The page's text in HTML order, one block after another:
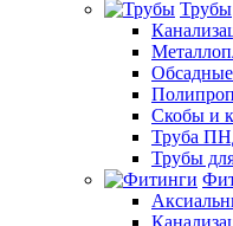
Трубы
Скобы и
Труба
Трубы